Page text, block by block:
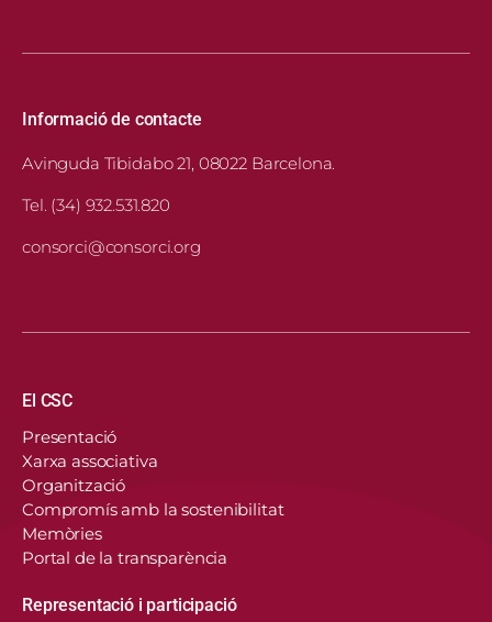
Informació de contacte
Avinguda Tibidabo 21, 08022 Barcelona.
Tel. (34) 932.531.820
consorci@consorci.org
Navegació principal
El CSC
Presentació
Xarxa associativa
Organització
Compromís amb la sostenibilitat
Memòries
Portal de la transparència
Representació i participació